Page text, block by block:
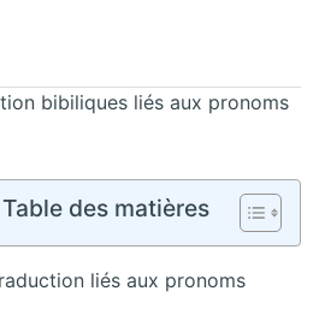
bibiliques liés aux pronoms
Table des matières
liés aux pronoms